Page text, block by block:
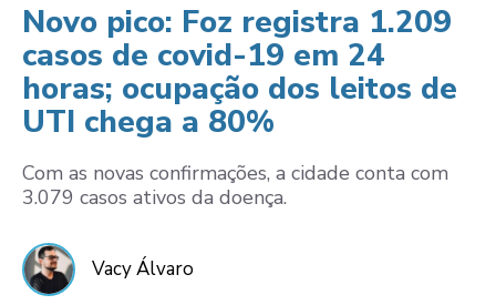
Novo pico: Foz registra 1.209
casos de covid-19 em 24
horas; ocupação dos leitos de
UTI chega a 80%
Com as novas confirmações, a cidade conta com
3.079 casos ativos da doença.
Vacy Álvaro